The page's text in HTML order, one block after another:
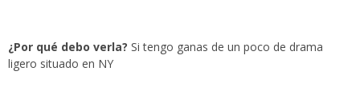
¿Por qué debo verla? Si tengo ganas de un poco de drama
ligero situado en NY